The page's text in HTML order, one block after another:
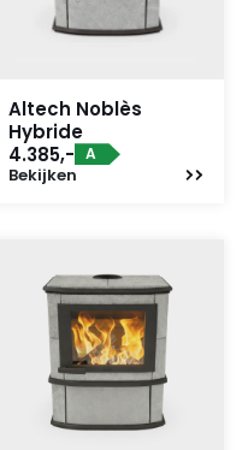
Altech Noblès
Hybride
4.385,- A
Bekijken